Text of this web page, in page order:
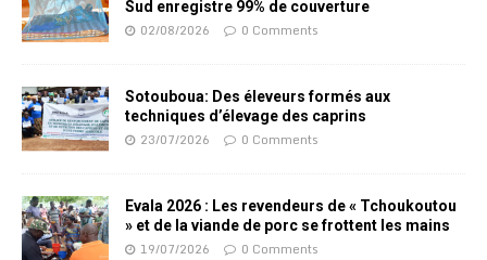
Sud enregistre 99% de couverture
02/08/2026 0 Comments
Sotouboua: Des éleveurs formés aux
techniques d’élevage des caprins
23/07/2026 0 Comments
Evala 2026 : Les revendeurs de « Tchoukoutou
» et de la viande de porc se frottent les mains
19/07/2026 0 Comments